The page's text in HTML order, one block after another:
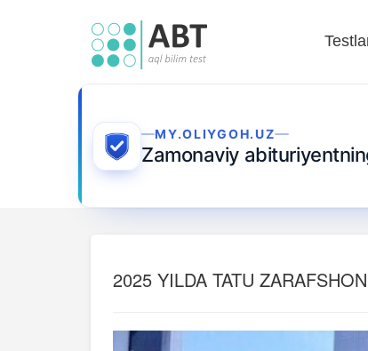
MY.OLIYGOH.UZ
Zamonaviy
2025 YILDA TATU